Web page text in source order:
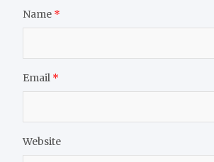
Name *
Email *
Website